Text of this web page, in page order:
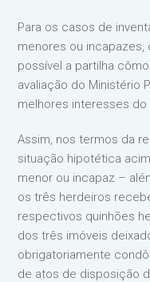
Para os casos de
menores ou incapazes,
possível a partilha
avaliação do Ministério
melhores interesses do
Assim, nos termos da
situação hipotética
menor ou incapaz –
os três herdeiros
respectivos quinhões
dos três imóveis
obrigatoriamente
de atos de disposição